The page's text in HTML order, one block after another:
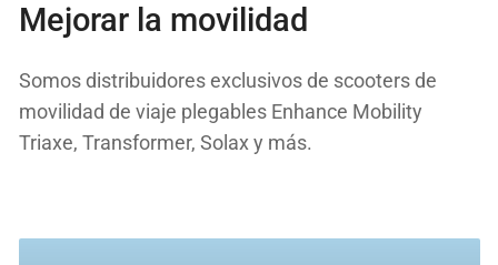
Mejorar la movilidad
Somos distribuidores exclusivos de scooters de
movilidad de viaje plegables Enhance Mobility
Triaxe, Transformer, Solax y más.